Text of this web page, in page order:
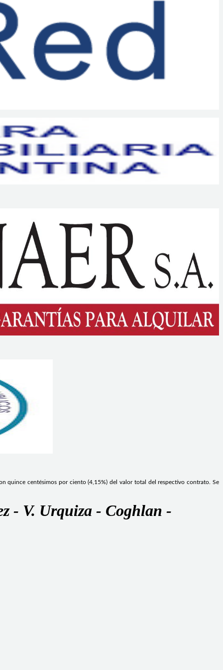
quince centésimos por ciento (4,15%) del valor total del respectivo contrato. Se
- V. Urquiza - Coghlan -